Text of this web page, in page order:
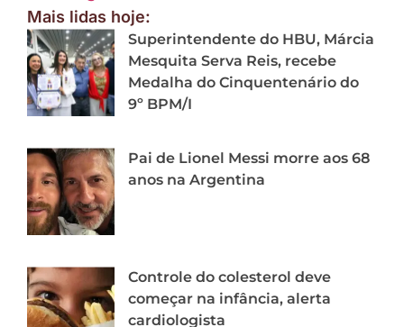
Mais lidas hoje:
Superintendente do HBU, Márcia
Mesquita Serva Reis, recebe
Medalha do Cinquentenário do
9º BPM/I
Pai de Lionel Messi morre aos 68
anos na Argentina
Controle do colesterol deve
começar na infância, alerta
cardiologista